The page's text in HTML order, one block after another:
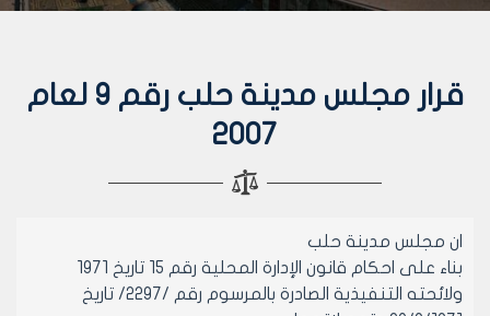
قرار مجلس مدينة حلب رقم 9 لعام
2007
ان مجلس مدينة حلب
بناء على احكام قانون الإدارة المحلية رقم 15 تاريخ 1971
ولائحته التنفيذية الصادرة بالمرسوم رقم /2297/ تاريخ